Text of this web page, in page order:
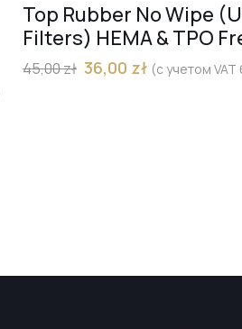
Top Rubber No Wipe
Filters) HEMA & TPO
45,00zł 36,00 zł (с учетом VAT